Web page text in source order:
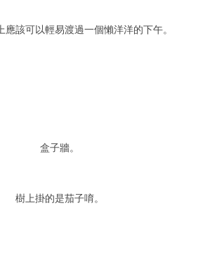
應該可以輕易渡過一個懶洋洋的下午。
盒子牆。
樹上掛的是茄子唷。